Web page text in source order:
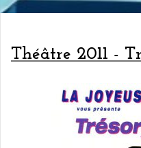
Théâtre 2011 -